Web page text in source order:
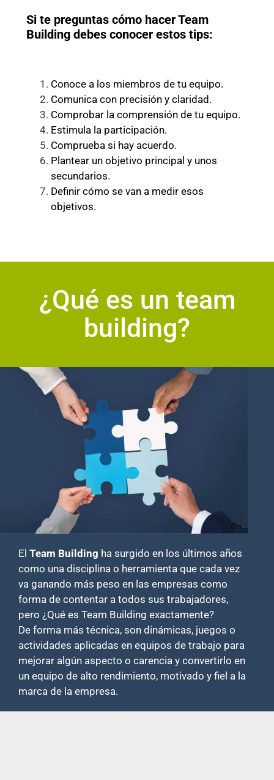
Si te preguntas cómo hacer Team
Building debes conocer estos tips:
Conoce a los miembros de tu equipo.
Comunica con precisión y claridad.
Comprobar la comprensión de tu equipo.
Estimula la participación.
Comprueba si hay acuerdo.
Plantear un objetivo principal y unos
secundarios.
Definir cómo se van a medir esos
objetivos.
¿Qué es un team
building?
El Team Building ha surgido en los últimos años
como una disciplina o herramienta que cada vez
va ganando más peso en las empresas como
forma de contentar a todos sus trabajadores,
pero ¿Qué es Team Building exactamente?
De forma más técnica, son dinámicas, juegos o
actividades aplicadas en equipos de trabajo para
mejorar algún aspecto o carencia y convertirlo en
un equipo de alto rendimiento, motivado y fiel a la
marca de la empresa.